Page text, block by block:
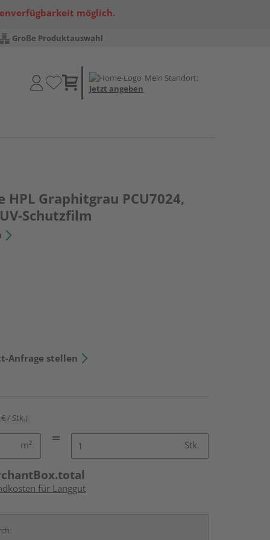
möglich.
Große Produktauswahl
Mein Standort:
Jetzt angeben
Graphitgrau PCU7024,
Schutzfilm
Anfrage stellen
/ Stk.)
m² Stk.
für Langgut